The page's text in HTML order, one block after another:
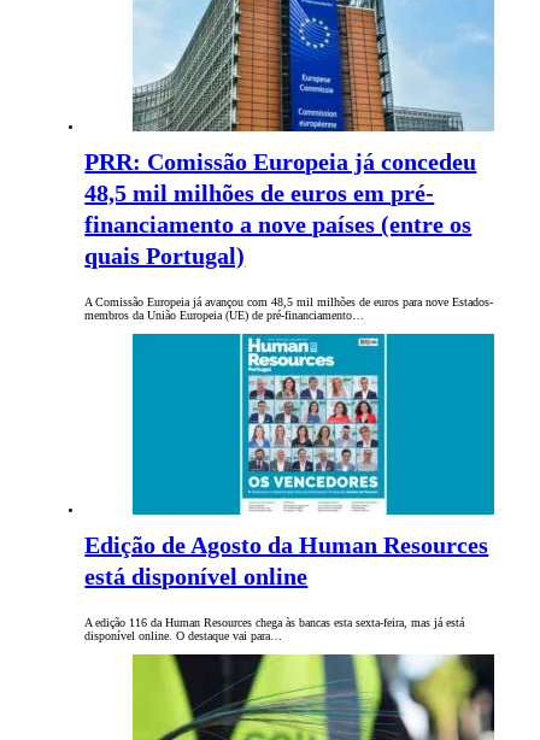
PRR: Comissão Europeia já concedeu
48,5 mil milhões de euros em pré-
financiamento a nove países (entre os
quais Portugal)
A Comissão Europeia já avançou com 48,5 mil milhões de euros para nove Estados-
membros da União Europeia (UE) de pré-financiamento…
Edição de Agosto da Human Resources
está disponível online
A edição 116 da Human Resources chega às bancas esta sexta-feira, mas já está
disponível online. O destaque vai para…